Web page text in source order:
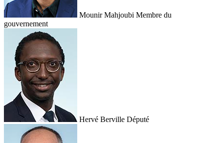
Mounir Mahjoubi Membre du
gouvernement
Hervé Berville Député